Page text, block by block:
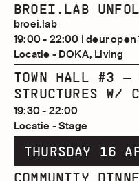
BROEI.LAB
broei.lab
19:00 - 22:00 | deur open
Locatie - DOKA, Living
TOWN HALL #3 —
STRUCTURES W/
19:30 - 22:00
Locatie - Stage
THURSDAY 16